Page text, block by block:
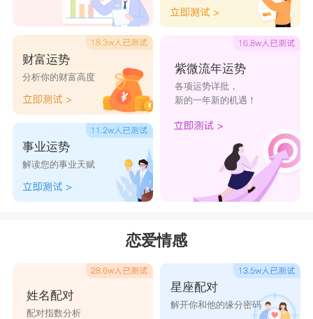
漠宇 克漠 漠德 漠羽
小漠 漠霖 漠程
漠舜 漠棣 迎漠
漠权 鲜漠 漠嵘 漠循
漠慈 漠宙 飚漠
席漠 萧漠 鲁漠
财富运势
分析你的财富高度
事业运势
解读您的事业天赋
紫微流年运势
各项运势详批，
新的一年新的机遇！
恋爱情感
姓名配对
配对指数分析
星座配对
解开你和他的缘分密码